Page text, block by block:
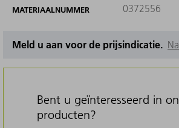
MATERIAALNUMMER 0372556
Meld u aan voor de prijsindicatie.
Bent u geïnteresseerd in
producten?